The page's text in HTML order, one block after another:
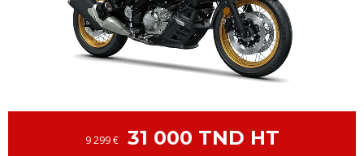
31 000 TND HT
9 299 €